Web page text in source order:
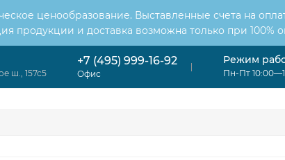
ценообразование. Выставленные счета на
продукции и доставка возможна только при 100%
ш., 157с5
+7 (495) 999-16-92
Офис
Режим
Пн-Пт